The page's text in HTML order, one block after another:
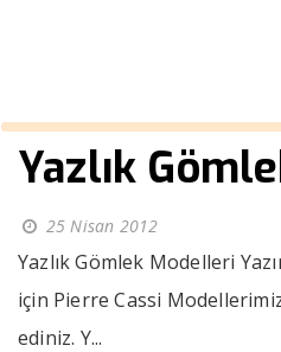
Yazlık
25 Nisan 2012
Yazlık Gömlek Modelleri
için Pierre Cassi
ediniz. Y...